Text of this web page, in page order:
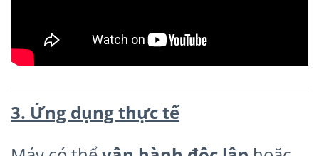
3. Ứng dụng thực tế